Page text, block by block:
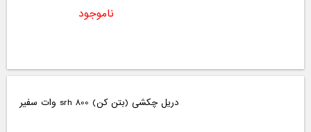
ناموجود
دریل چکشی (بتن کن) srh 800 وات سفیر